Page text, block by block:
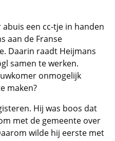
een cc-tje in handen
aan de Franse
Daarin raadt Heijmans
samen te werken.
onmogelijk
maken?
Hij was boos dat
met de gemeente over
wilde hij eerste met